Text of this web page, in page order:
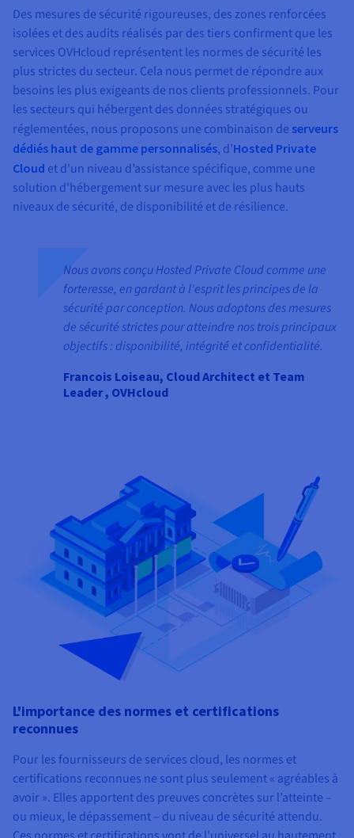
Des mesures de sécurité rigoureuses, des zones renforcées
isolées et des audits réalisés par des tiers confirment que les
services OVHcloud représentent les normes de sécurité les
plus strictes du secteur. Cela nous permet de répondre aux
besoins les plus exigeants de nos clients professionnels. Pour
les secteurs qui hébergent des données stratégiques ou
réglementées, nous proposons une combinaison de serveurs
dédiés haut de gamme personnalisés, d’Hosted Private
Cloud et d'un niveau d’assistance spécifique, comme une
solution d'hébergement sur mesure avec les plus hauts
niveaux de sécurité, de disponibilité et de résilience.
Nous avons conçu Hosted Private Cloud comme une
forteresse, en gardant à l'esprit les principes de la
sécurité par conception. Nous adoptons des mesures
de sécurité strictes pour atteindre nos trois principaux
objectifs : disponibilité, intégrité et confidentialité.
Francois Loiseau, Cloud Architect et Team
Leader , OVHcloud
L'importance des normes et certifications
reconnues
Pour les fournisseurs de services cloud, les normes et
certifications reconnues ne sont plus seulement « agréables à
avoir ». Elles apportent des preuves concrètes sur l’atteinte –
ou mieux, le dépassement – du niveau de sécurité attendu.